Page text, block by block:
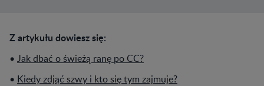
Z artykułu dowiesz się:
• Jak dbać o świeżą ranę po CC?
• Kiedy zdjąć szwy i kto się tym zajmuje?